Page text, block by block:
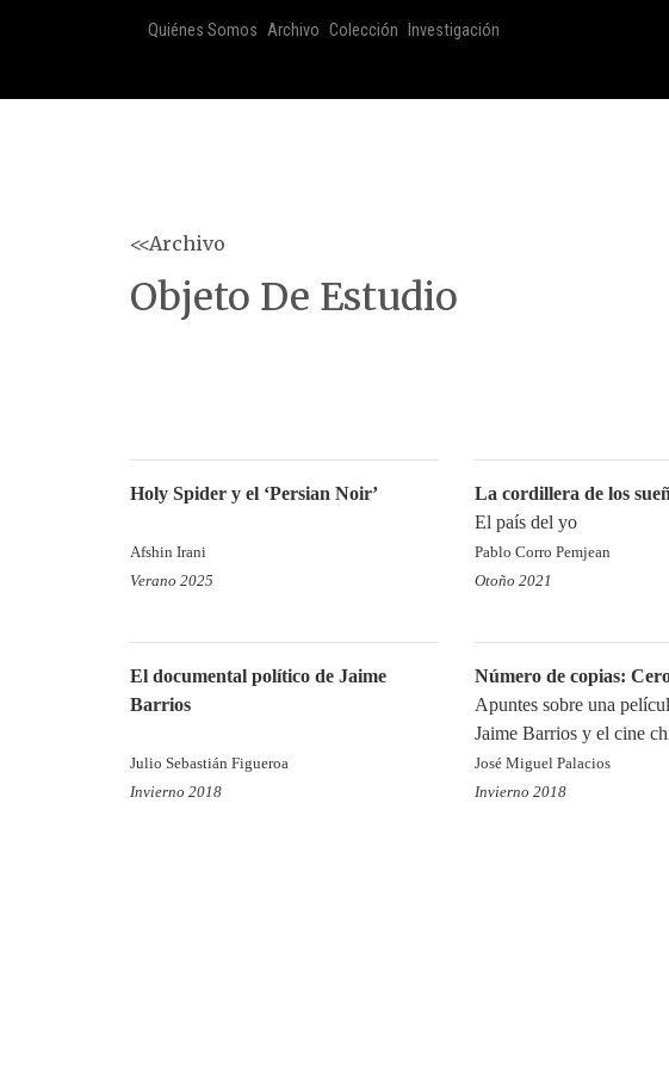
Quiénes Somos Archivo Colección Investigación
<<Archivo
Objeto De Estudio
Holy Spider y el ‘Persian Noir’
Afshin Irani
Verano 2025
La cordillera de los
El país del yo
Pablo Corro Pemjean
Otoño 2021
El documental político de Jaime
Barrios
Julio Sebastián Figueroa
Invierno 2018
Número de copias:
Apuntes sobre una
Jaime Barrios y el cine
José Miguel Palacios
Invierno 2018